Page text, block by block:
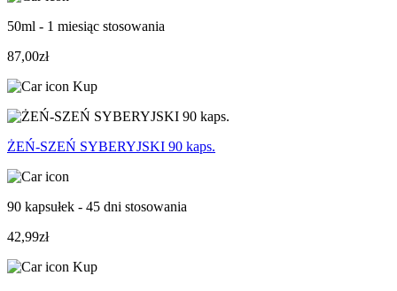
50ml - 1 miesiąc stosowania
87,00zł
Kup
ŻEŃ-SZEŃ SYBERYJSKI 90 kaps.
90 kapsułek - 45 dni stosowania
42,99zł
Kup